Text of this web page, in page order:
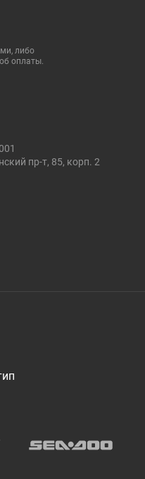
либо
оплаты.
пр-т, 85, корп. 2